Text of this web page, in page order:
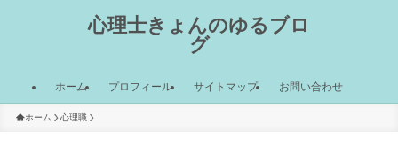
心理士きょんのゆるブロ
グ
ホーム プロフィール サイトマップ お問い合わせ
ホーム 心理職